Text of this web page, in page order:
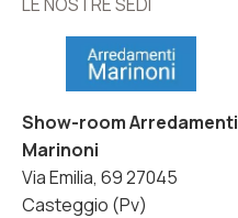
Show-room Arredamenti
Marinoni
Via Emilia, 69 27045
Casteggio (Pv)